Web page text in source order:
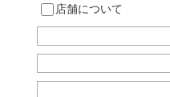
店舗について